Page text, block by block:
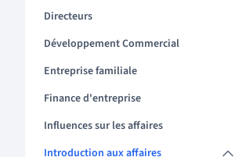
Directeurs
Développement Commercial
Entreprise familiale
Finance d'entreprise
Influences sur les affaires
Introduction aux affaires